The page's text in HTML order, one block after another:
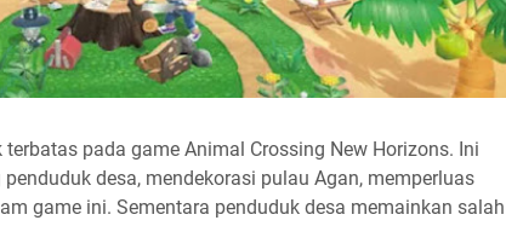
pada game Animal Crossing New Horizons. Ini
desa, mendekorasi pulau Agan, memperluas
game ini. Sementara penduduk desa memainkan salah